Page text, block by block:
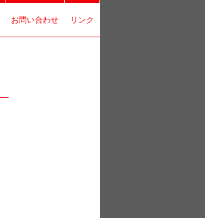
お問い合わせ リンク